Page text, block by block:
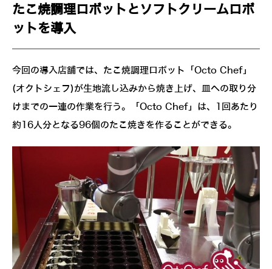
たこ焼調理ロボットとソフトクリームロボ
ットを導入
今回の導入店舗では、たこ焼調理ロボット「Octo Chef」
(オクトシェフ)が生地流し込みから焼き上げ、皿への取り分
けまでの一連の作業を行う。「Octo Chef」は、1回あたり
約16人分となる96個のたこ焼きを作ることができる。